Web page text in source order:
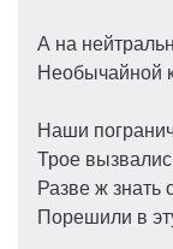
А на
Необычайной
Наши
Трое
Разве ж знать
Порешили в